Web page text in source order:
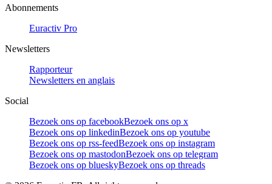
Abonnements
Euractiv Pro
Newsletters
Rapporteur
Newsletters en anglais
Social
Bezoek ons op facebookBezoek ons op x
Bezoek ons op linkedinBezoek ons op youtube
Bezoek ons op rss-feedBezoek ons op instagram
Bezoek ons op mastodonBezoek ons op telegram
Bezoek ons op blueskyBezoek ons op threads